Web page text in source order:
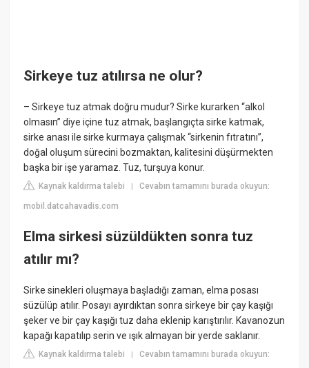
Sirkeye tuz atılırsa ne olur?
– Sirkeye tuz atmak doğru mudur? Sirke kurarken “alkol
olmasın” diye içine tuz atmak, başlangıçta sirke katmak,
sirke anası ile sirke kurmaya çalışmak “sirkenin fıtratını”,
doğal oluşum sürecini bozmaktan, kalitesini düşürmekten
başka bir işe yaramaz. Tuz, turşuya konur.
Kaynak kaldırma talebi |Cevabın tamamını burada okuyun:
mobil.datcahavadis.com
Elma sirkesi süzüldükten sonra tuz
atılır mı?
Sirke sinekleri oluşmaya başladığı zaman, elma posası
süzülüp atılır. Posayı ayırdıktan sonra sirkeye bir çay kaşığı
şeker ve bir çay kaşığı tuz daha eklenip karıştırılır. Kavanozun
kapağı kapatılıp serin ve ışık almayan bir yerde saklanır.
Kaynak kaldırma talebi |Cevabın tamamını burada okuyun: